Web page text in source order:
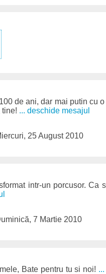
de ani, dar mai putin cu o
... deschide mesajul
25 August 2010
intr-un porcusor. Ca
7 Martie 2010
Bate pentru tu si noi!